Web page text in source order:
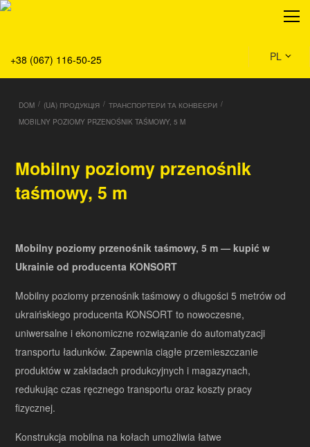
+38 (067) 116-50-25 PL
O nas
Serwis
Rozwiązania
Dom
Aktualności
DOM / (UA) ПРОДУКЦІЯ / ТРАНСПОРТЕРИ ТА КОНВЕЄРИ /
MOBILNY POZIOMY PRZENOŚNIK TAŚMOWY, 5 M
Mobilny poziomy przenośnik
taśmowy, 5 m
Mobilny poziomy przenośnik taśmowy, 5 m — kupić w
Ukrainie od producenta KONSORT
Mobilny poziomy przenośnik taśmowy o długości 5 metrów od
ukraińskiego producenta KONSORT to nowoczesne,
uniwersalne i ekonomiczne rozwiązanie do automatyzacji
transportu ładunków. Zapewnia ciągłe przemieszczanie
produktów w zakładach produkcyjnych i magazynach,
redukując czas ręcznego transportu oraz koszty pracy
fizycznej.
Konstrukcja mobilna na kołach umożliwia łatwe